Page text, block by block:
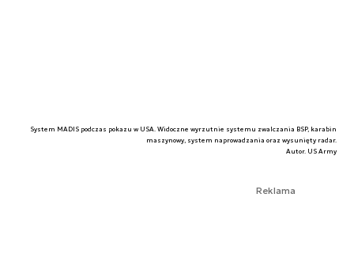
System MADIS podczas pokazu w USA. Widoczne wyrzutnie systemu zwalczania BSP, karabin
maszynowy, system naprowadzania oraz wysunięty radar.
Autor. US Army
Reklama